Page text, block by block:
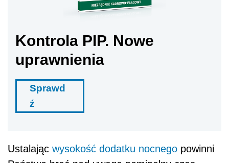
Kontrola PIP. Nowe
uprawnienia
Sprawd
ź
Ustalając wysokość dodatku nocnego powinni